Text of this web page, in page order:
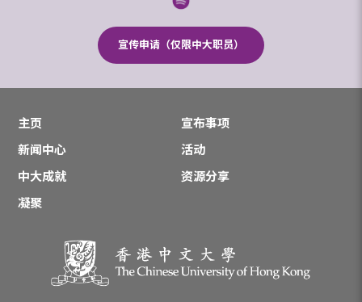
宣传申请（仅限中大职员）
主页
宣布事项
新闻中心
活动
中大成就
资源分享
凝聚